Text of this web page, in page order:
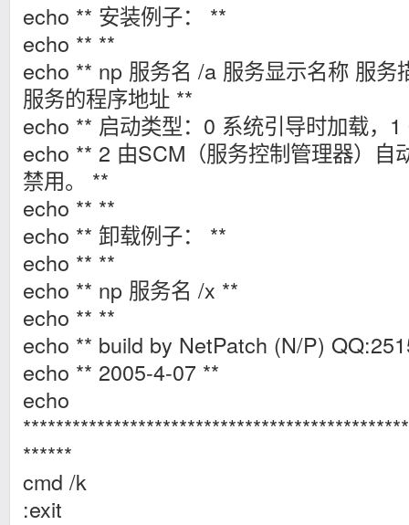
echo ** 安装例子： **
echo ** **
echo ** np 服务名 /a 服务显示名称 服务
服务的程序地址 **
echo ** 启动类型：0 系统引导时加载，
echo ** 2 由SCM（服务控制管理器）自
禁用。 **
echo ** **
echo ** 卸载例子： **
echo ** **
echo ** np 服务名 /x **
echo ** **
echo ** build by NetPatch (N/P)
echo ** 2005-4-07 **
echo
******
cmd /k
:exit